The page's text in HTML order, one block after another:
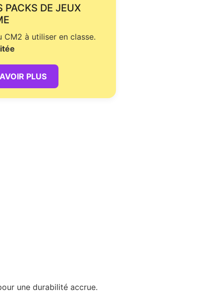
PACKS DE JEUX
CM2 à utiliser en classe.
PLUS
une durabilité accrue.